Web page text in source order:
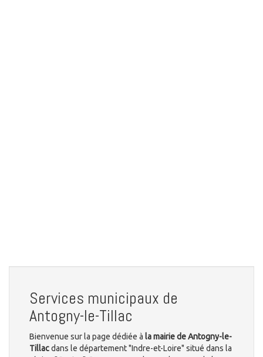
Services municipaux de
Antogny-le-Tillac
Bienvenue sur la page dédiée à la mairie de Antogny-le-
Tillacdans le département "Indre-et-Loire" situé dans la